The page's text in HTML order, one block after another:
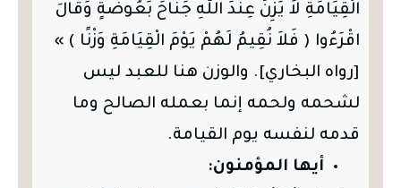
الْقِيَامَةِ لاَ يَزِنُ عِنْدَ اللَّهِ جَنَاحَ بَعُوضَةٍ وَقَالَ
اقْرَءُوا ( فَلاَ نُقِيمُ لَهُمْ يَوْمَ الْقِيَامَةِ وَزْنًا ) »
[رواه البخاري]. والوزن هنا للعبد ليس
لشحمه ولحمه إنما بعمله الصالح وما
قدمه لنفسه يوم القيامة.
أيها المؤمنون: